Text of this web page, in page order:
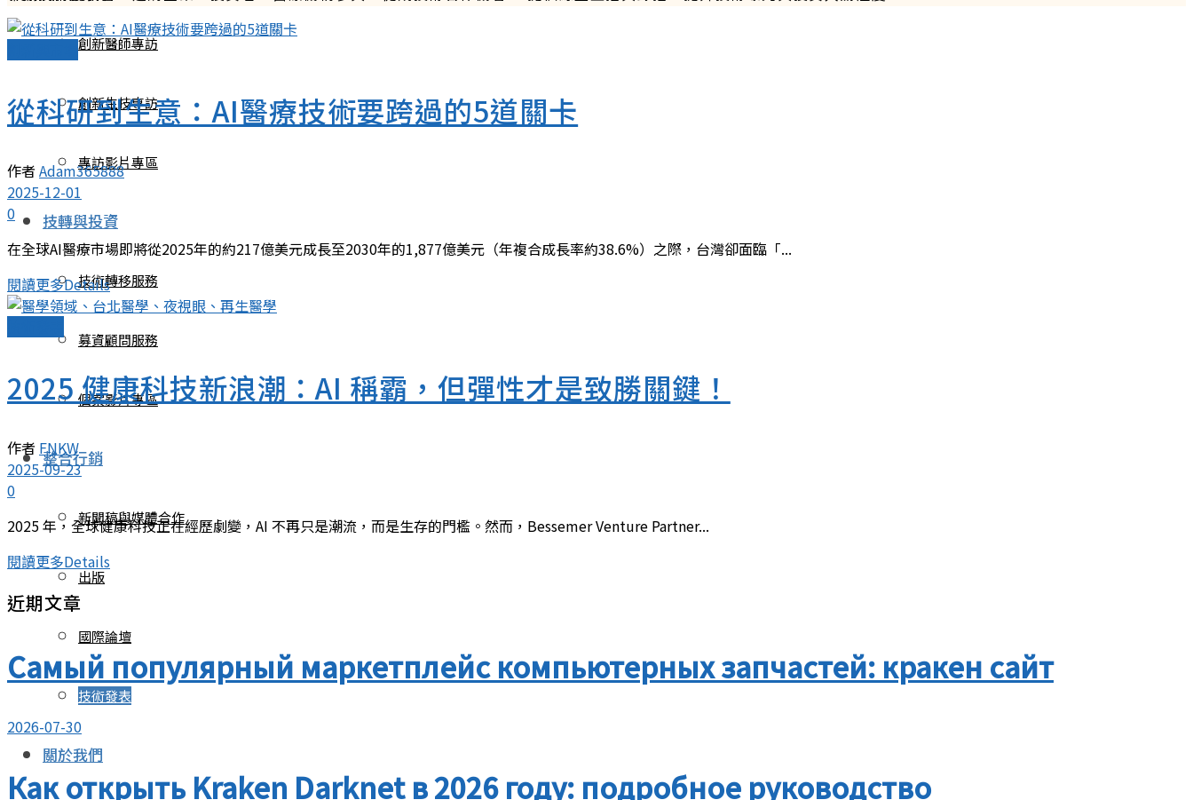
創新醫師專訪
創新生技專訪
專訪影片專區
技轉與投資
技術轉移服務
募資顧問服務
個案影片專區
整合行銷
新聞稿與媒體合作
出版
國際論壇
技術發表
關於我們
從科研到生意：AI醫療技術要跨過的5道關卡
作者Adam365888
2025-12-01
0
在全球AI醫療市場即將從2025年的約217億美元成長至2030年的1,877億美元（年複合成長率約38.6%）之際，台灣卻面臨「...
閱讀更多Details
2025 健康科技新浪潮：AI 稱霸，但彈性才是致勝關鍵！
作者 FNKW
2025-09-23
0
2025 年，全球健康科技正在經歷劇變，AI 不再只是潮流，而是生存的門檻。然而，Bessemer Venture Partner...
閱讀更多Details
近期文章
Самый популярный маркетплейс компьютерных запчастей: кракен сайт
2026-07-30
Как открыть Kraken Darknet в 2026 году: подробное руководство